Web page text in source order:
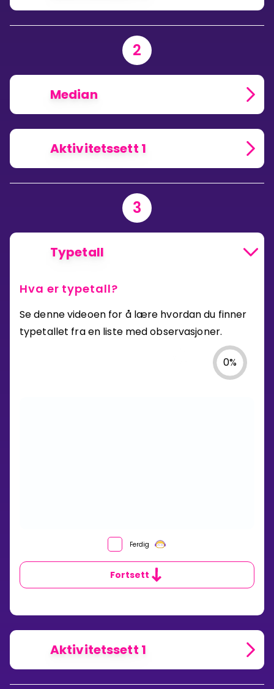
2
Median
Aktivitetssett 1
3
Typetall
Hva er typetall?
Se denne videoen for å lære hvordan du finner
typetallet fra en liste med observasjoner.
0%
Ferdig
Fortsett
Aktivitetssett 1